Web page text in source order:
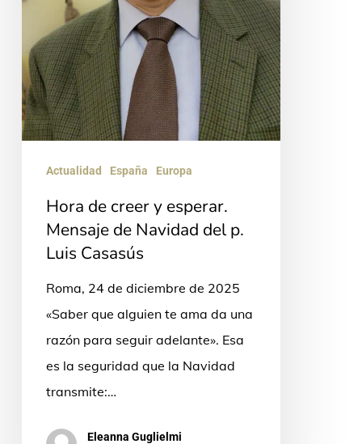
Navidad
del
p.
Luis
Casasús
Actualidad España Europa
Hora de creer y esperar.
Mensaje de Navidad del p.
Luis Casasús
Roma, 24 de diciembre de 2025
«Saber que alguien te ama da una
razón para seguir adelante». Esa
es la seguridad que la Navidad
transmite:…
Eleanna Guglielmi